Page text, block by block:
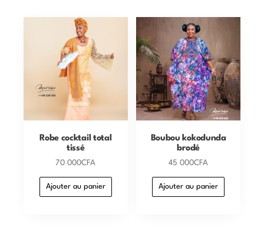
Robe cocktail total
tissé
70 000CFA
Ajouter au panier
Boubou kokodunda
brodé
45 000CFA
Ajouter au panier